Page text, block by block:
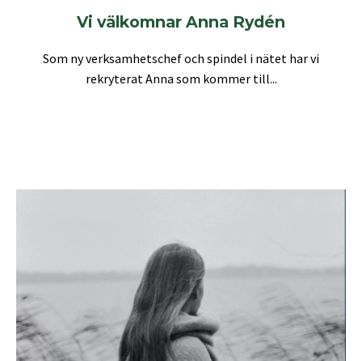
Vi välkomnar Anna Rydén
Som ny verksamhetschef och spindel i nätet har vi
rekryterat Anna som kommer till...